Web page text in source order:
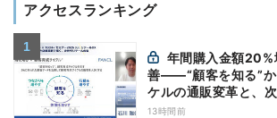
アクセスランキング
善——“顧客を知る”か
ケルの通販変革と、
チャネル
13時間前